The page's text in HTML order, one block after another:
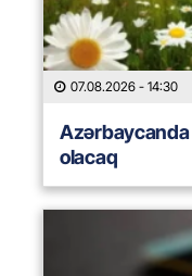
07.08.2026 - 14:30
olacaq